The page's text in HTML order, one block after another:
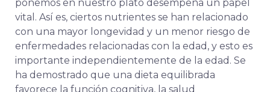
ponemos en nuestro plato desempeña un papel
vital. Así es, ciertos nutrientes se han relacionado
con una mayor longevidad y un menor riesgo de
enfermedades relacionadas con la edad, y esto es
importante independientemente de la edad. Se
ha demostrado que una dieta equilibrada
favorece la función cognitiva, la salud